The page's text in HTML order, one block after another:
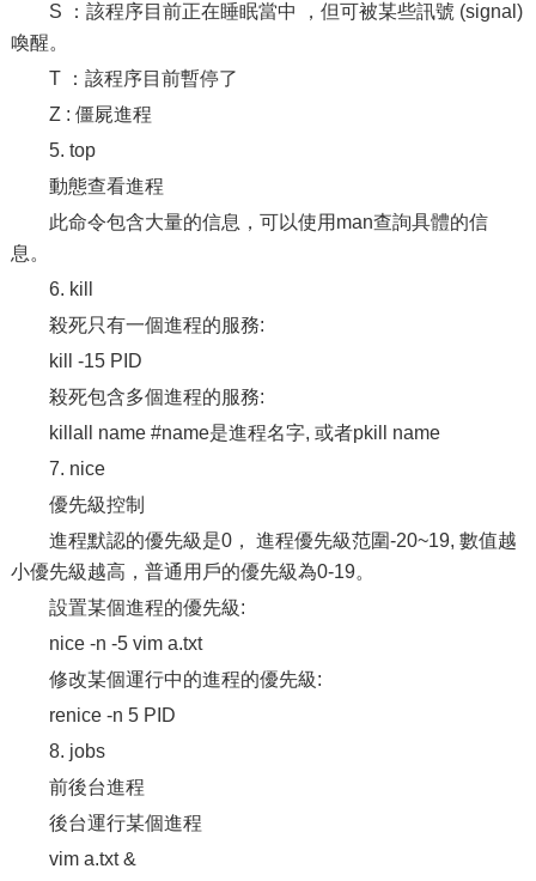
S ：該程序目前正在睡眠當中 ，但可被某些訊號 (signal)
喚醒。
T ：該程序目前暫停了
Z : 僵屍進程
5. top
動態查看進程
此命令包含大量的信息，可以使用man查詢具體的信
息。
6. kill
殺死只有一個進程的服務:
kill -15 PID
殺死包含多個進程的服務:
killall name #name是進程名字, 或者pkill name
7. nice
優先級控制
進程默認的優先級是0， 進程優先級范圍-20~19, 數值越
小優先級越高，普通用戶的優先級為0-19。
設置某個進程的優先級:
nice -n -5 vim a.txt
修改某個運行中的進程的優先級:
renice -n 5 PID
8. jobs
前後台進程
後台運行某個進程
vim a.txt &